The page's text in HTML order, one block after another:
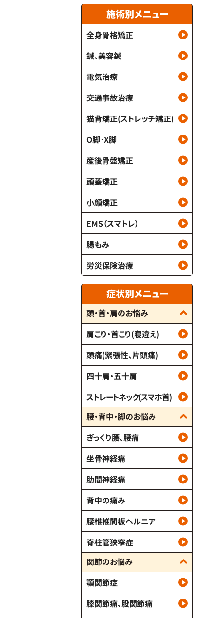
施術別メニュー
全身骨格矯正
鍼、美容鍼
電気治療
交通事故治療
猫背矯正(ストレッチ矯正)
O脚･X脚
産後骨盤矯正
頭蓋矯正
小顔矯正
EMS（スマトレ）
腸もみ
労災保険治療
症状別メニュー
頭・首・肩のお悩み
肩こり・首こり(寝違え)
頭痛(緊張性、片頭痛)
四十肩・五十肩
ストレートネック(スマホ首)
腰・背中・脚のお悩み
ぎっくり腰、腰痛
坐骨神経痛
肋間神経痛
背中の痛み
腰椎椎間板ヘルニア
脊柱管狭窄症
関節のお悩み
顎関節症
膝関節痛、股関節痛